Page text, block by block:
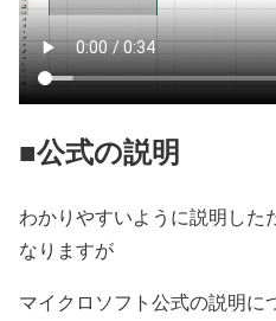
■公式の説明
わかりやすいように説明した
なりますが
マイクロソフト公式の説明に